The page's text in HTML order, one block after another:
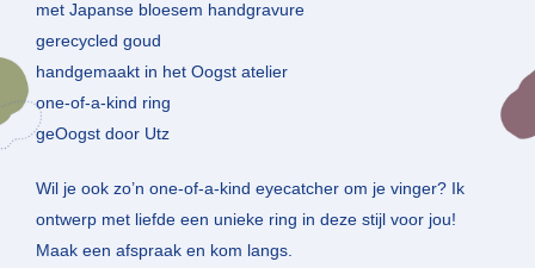
met Japanse bloesem handgravure
gerecycled goud
handgemaakt in het Oogst atelier
one-of-a-kind ring
geOogst door Utz
Wil je ook zo’n one-of-a-kind eyecatcher om je vinger? Ik
ontwerp met liefde een unieke ring in deze stijl voor jou!
Maak een afspraak en kom langs.